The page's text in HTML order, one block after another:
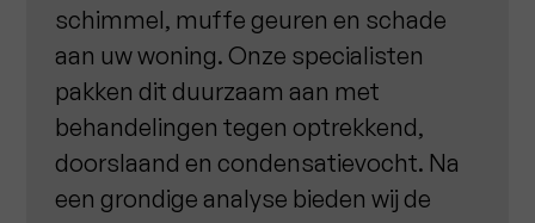
schimmel, muffe geuren en schade
aan uw woning. Onze specialisten
pakken dit duurzaam aan met
behandelingen tegen optrekkend,
doorslaand en condensatievocht. Na
een grondige analyse bieden wij de